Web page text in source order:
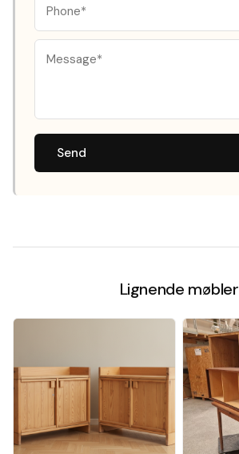
Send
Lignende møbler